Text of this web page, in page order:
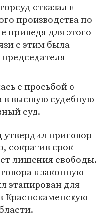
отказал в
производства по
приведя для этого
с этим была
с просьбой о
в высшую судебную
суд.
приговор
сократив срок
лишения свободы.
в законную
этапирован для
Краснокаменскую